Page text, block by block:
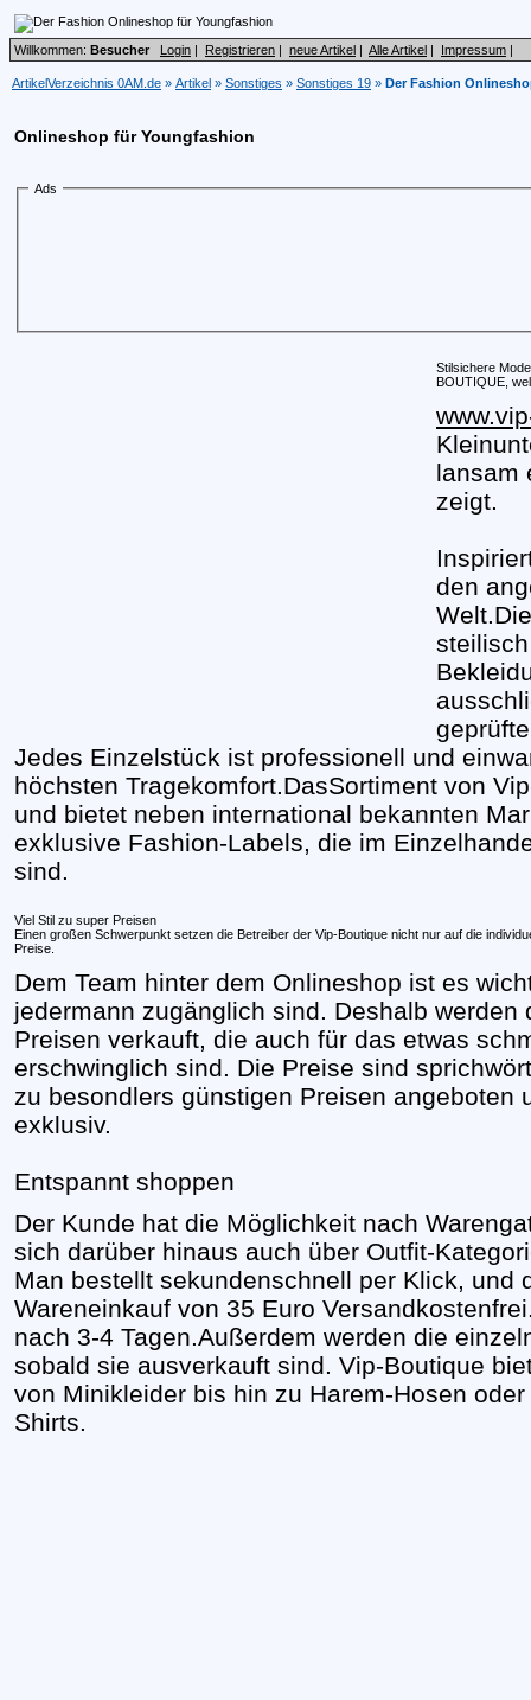
Willkommen: Besucher Login | Registrieren | neue Artikel | Alle Artikel | Impressum |
ArtikelVerzeichnis 0AM.de » Artikel » Sonstiges » Sonstiges 19 » Der Fashion
Onlineshop für Youngfashion
Ads
Stilsichere
BOUTIQUE,
lansam
zeigt.
den
Jedes Einzelstück ist professionell und
höchsten Tragekomfort.DasSortiment von
und bietet neben international bekannten
exklusive Fashion-Labels, die im
sind.
Viel Stil zu super Preisen
Einen großen Schwerpunkt setzen die Betreiber der Vip-Boutique nicht nur auf die
Preise.
Dem Team hinter dem Onlineshop ist es
jedermann zugänglich sind. Deshalb
Preisen verkauft, die auch für das etwas
erschwinglich sind. Die Preise sind
zu besondlers günstigen Preisen angeboten
exklusiv.
Entspannt shoppen
Der Kunde hat die Möglichkeit nach
sich darüber hinaus auch über Outfit-
Man bestellt sekundenschnell per Klick, und
Wareneinkauf von 35 Euro
nach 3-4 Tagen.Außerdem werden die
sobald sie ausverkauft sind. Vip-Boutique
von Minikleider bis hin zu Harem-Hosen
Shirts.